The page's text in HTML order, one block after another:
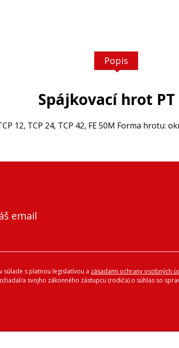
Popis
Spájkovací hrot PT
12, TCP 24, TCP 42, FE 50M Forma hrotu:
email
súlade s platnou legislatívou a zásadami ochrany osobných
a svojho zákonného zástupcu (rodiča) o súhlas so